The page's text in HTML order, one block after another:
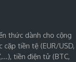
thức dành cho cộng
tiền tệ (EUR/USD,
tiền điện tử (BTC,